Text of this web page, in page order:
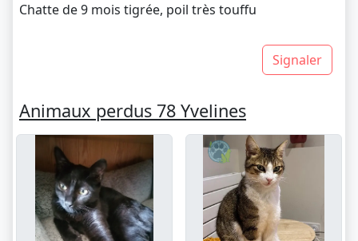
Chatte de 9 mois tigrée, poil très touffu
Signaler
Animaux perdus 78 Yvelines